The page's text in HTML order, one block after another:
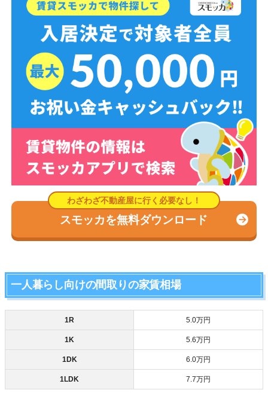
スモッカを無料ダウンロード
一人暮らし向けの間取りの家賃相場
1R 5.0万円
1K 5.6万円
1DK 6.0万円
1LDK 7.7万円